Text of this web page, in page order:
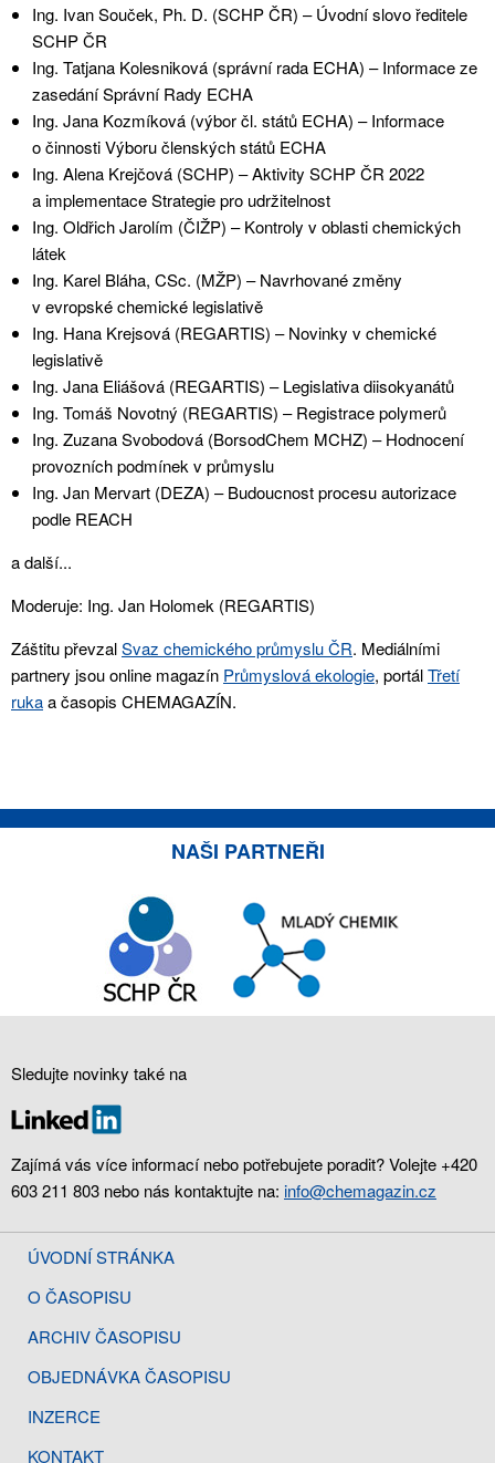
Ing. Ivan Souček, Ph. D. (SCHP ČR) – Úvodní slovo ředitele
SCHP ČR
Ing. Tatjana Kolesniková (správní rada ECHA) – Informace ze
zasedání Správní Rady ECHA
Ing. Jana Kozmíková (výbor čl. států ECHA) – Informace
o činnosti Výboru členských států ECHA
Ing. Alena Krejčová (SCHP) – Aktivity SCHP ČR 2022
a implementace Strategie pro udržitelnost
Ing. Oldřich Jarolím (ČIŽP) – Kontroly v oblasti chemických
látek
Ing. Karel Bláha, CSc. (MŽP) – Navrhované změny
v evropské chemické legislativě
Ing. Hana Krejsová (REGARTIS) – Novinky v chemické
legislativě
Ing. Jana Eliášová (REGARTIS) – Legislativa diisokyanátů
Ing. Tomáš Novotný (REGARTIS) – Registrace polymerů
Ing. Zuzana Svobodová (BorsodChem MCHZ) – Hodnocení
provozních podmínek v průmyslu
Ing. Jan Mervart (DEZA) – Budoucnost procesu autorizace
podle REACH
a další...
Moderuje: Ing. Jan Holomek (REGARTIS)
Záštitu převzalSvaz chemického průmyslu ČR. Mediálními
partnery jsou online magazín Průmyslová ekologie, portálTřetí
rukaa časopis CHEMAGAZÍN.
NAŠI PARTNEŘI
Sledujte novinky také na
Zajímá vás více informací nebo potřebujete poradit? Volejte +420
603 211 803 nebo nás kontaktujte na: info@chemagazin.cz
ÚVODNÍ STRÁNKA
O ČASOPISU
ARCHIV ČASOPISU
OBJEDNÁVKA ČASOPISU
INZERCE
KONTAKT